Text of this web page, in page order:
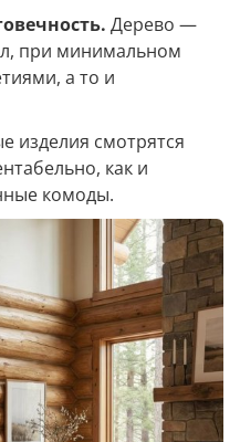
Дерево —
при минимальном
а то и
изделия смотрятся
как и
комоды.